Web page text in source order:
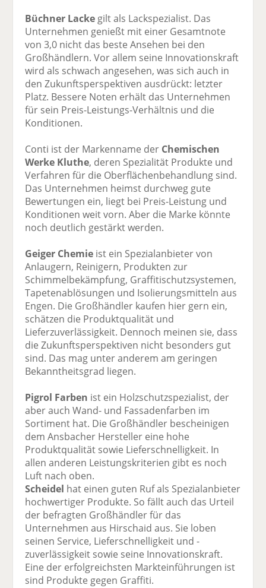
Büchner Lacke gilt als Lackspezialist. Das
Unternehmen genießt mit einer Gesamtnote
von 3,0 nicht das beste Ansehen bei den
Großhändlern. Vor allem seine Innovationskraft
wird als schwach angesehen, was sich auch in
den Zukunftsperspektiven ausdrückt: letzter
Platz. Bessere Noten erhält das Unternehmen
für sein Preis-Leistungs-Verhältnis und die
Konditionen.
Conti ist der Markenname der Chemischen
Werke Kluthe, deren Spezialität Produkte und
Verfahren für die Oberflächenbehandlung sind.
Das Unternehmen heimst durchweg gute
Bewertungen ein, liegt bei Preis-Leistung und
Konditionen weit vorn. Aber die Marke könnte
noch deutlich gestärkt werden.
Geiger Chemie ist ein Spezialanbieter von
Anlaugern, Reinigern, Produkten zur
Schimmelbekämpfung, Graffitischutzsystemen,
Tapetenablösungen und Isolierungsmitteln aus
Engen. Die Großhändler kaufen hier gern ein,
schätzen die Produktqualität und
Lieferzuverlässigkeit. Dennoch meinen sie, dass
die Zukunftsperspektiven nicht besonders gut
sind. Das mag unter anderem am geringen
Bekanntheitsgrad liegen.
Pigrol Farben ist ein Holzschutzspezialist, der
aber auch Wand- und Fassadenfarben im
Sortiment hat. Die Großhändler bescheinigen
dem Ansbacher Hersteller eine hohe
Produktqualität sowie Lieferschnelligkeit. In
allen anderen Leistungskriterien gibt es noch
Luft nach oben.
Scheidel hat einen guten Ruf als Spezialanbieter
hochwertiger Produkte. So fällt auch das Urteil
der befragten Großhändler für das
Unternehmen aus Hirschaid aus. Sie loben
seinen Service, Lieferschnelligkeit und -
zuverlässigkeit sowie seine Innovationskraft.
Eine der erfolgreichsten Markteinführungen ist
sind Produkte gegen Graffiti.